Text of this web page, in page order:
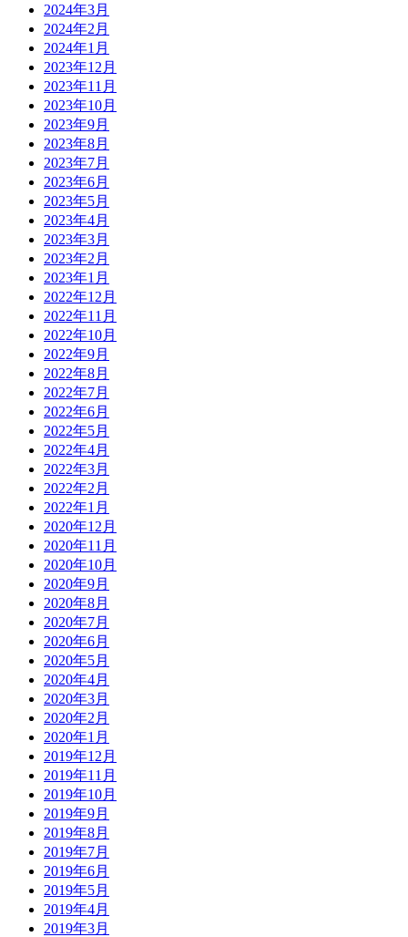
2024年3月
2024年2月
2024年1月
2023年12月
2023年11月
2023年10月
2023年9月
2023年8月
2023年7月
2023年6月
2023年5月
2023年4月
2023年3月
2023年2月
2023年1月
2022年12月
2022年11月
2022年10月
2022年9月
2022年8月
2022年7月
2022年6月
2022年5月
2022年4月
2022年3月
2022年2月
2022年1月
2020年12月
2020年11月
2020年10月
2020年9月
2020年8月
2020年7月
2020年6月
2020年5月
2020年4月
2020年3月
2020年2月
2020年1月
2019年12月
2019年11月
2019年10月
2019年9月
2019年8月
2019年7月
2019年6月
2019年5月
2019年4月
2019年3月